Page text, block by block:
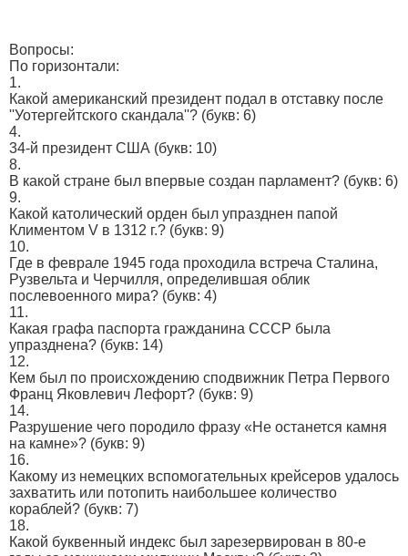
Вопросы:
По горизонтали:
1.
Какой американский президент подал в отставку после
''Уотергейтского скандала''? (букв: 6)
4.
34-й президент США (букв: 10)
8.
В какой стране был впервые создан парламент? (букв: 6)
9.
Какой католический орден был упразднен папой
Климентом V в 1312 г.? (букв: 9)
10.
Где в феврале 1945 года проходила встреча Сталина,
Рузвельта и Черчилля, определившая облик
послевоенного мира? (букв: 4)
11.
Какая графа паспорта гражданина СССР была
упразднена? (букв: 14)
12.
Кем был по происхождению сподвижник Петра Первого
Франц Яковлевич Лефорт? (букв: 9)
14.
Разрушение чего породило фразу «Не останется камня
на камне»? (букв: 9)
16.
Какому из немецких вспомогательных крейсеров удалось
захватить или потопить наибольшее количество
кораблей? (букв: 7)
18.
Какой буквенный индекс был зарезервирован в 80-е